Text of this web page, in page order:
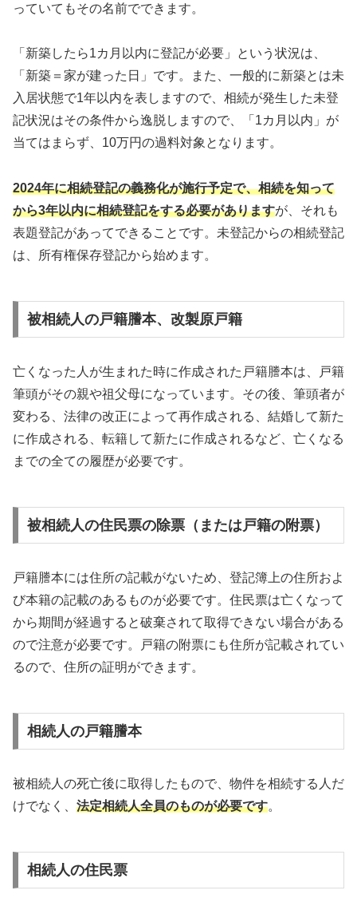
っていてもその名前でできます。
「新築したら1カ月以内に登記が必要」という状況は、
「新築＝家が建った日」です。また、一般的に新築とは未
入居状態で1年以内を表しますので、相続が発生した未登
記状況はその条件から逸脱しますので、「1カ月以内」が
当てはまらず、10万円の過料対象となります。
2024年に相続登記の義務化が施行予定で、相続を知って
から3年以内に相続登記をする必要がありますが、それも
表題登記があってできることです。未登記からの相続登記
は、所有権保存登記から始めます。
被相続人の戸籍謄本、改製原戸籍
亡くなった人が生まれた時に作成された戸籍謄本は、戸籍
筆頭がその親や祖父母になっています。その後、筆頭者が
変わる、法律の改正によって再作成される、結婚して新た
に作成される、転籍して新たに作成されるなど、亡くなる
までの全ての履歴が必要です。
被相続人の住民票の除票（または戸籍の附票）
戸籍謄本には住所の記載がないため、登記簿上の住所およ
び本籍の記載のあるものが必要です。住民票は亡くなって
から期間が経過すると破棄されて取得できない場合がある
ので注意が必要です。戸籍の附票にも住所が記載されてい
るので、住所の証明ができます。
相続人の戸籍謄本
被相続人の死亡後に取得したもので、物件を相続する人だ
けでなく、 法定相続人全員のものが必要です。
相続人の住民票